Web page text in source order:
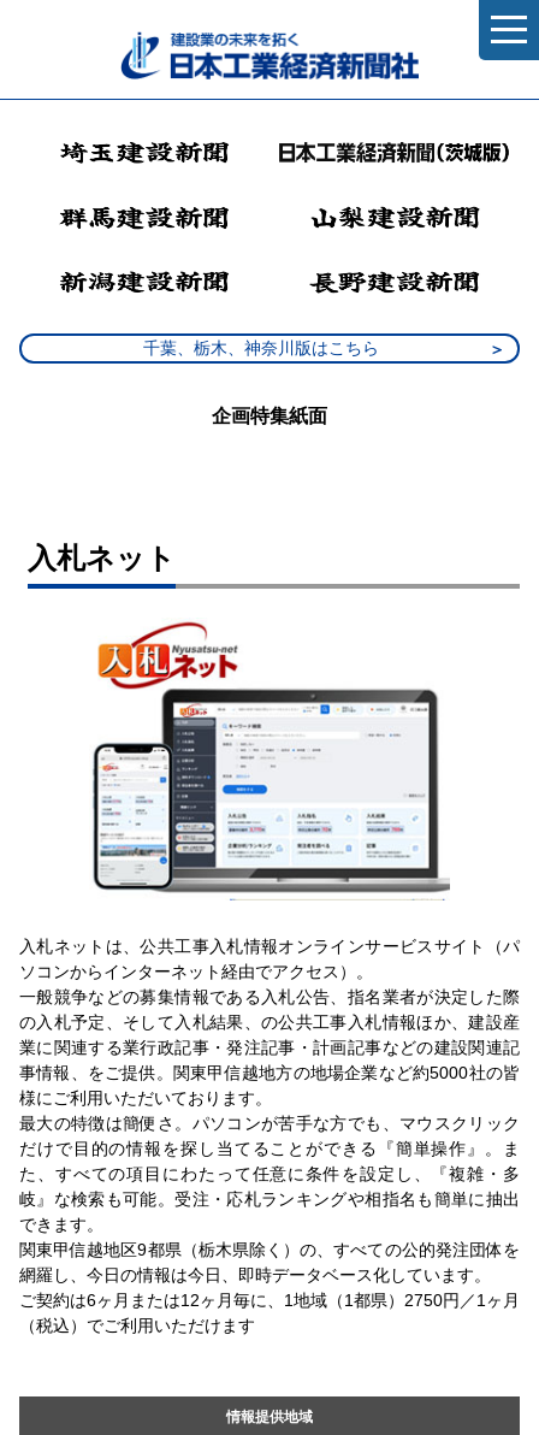
千葉、栃木、神奈川版はこちら
企画特集紙面
入札ネット
入札ネットは、公共工事入札情報オンラインサービスサイト（パ
ソコンからインターネット経由でアクセス）。
一般競争などの募集情報である入札公告、指名業者が決定した際
の入札予定、そして入札結果、の公共工事入札情報ほか、建設産
業に関連する業行政記事・発注記事・計画記事などの建設関連記
事情報、をご提供。関東甲信越地方の地場企業など約5000社の皆
様にご利用いただいております。
最大の特徴は簡便さ。パソコンが苦手な方でも、マウスクリック
だけで目的の情報を探し当てることができる『簡単操作』。ま
た、すべての項目にわたって任意に条件を設定し、『複雑・多
岐』な検索も可能。受注・応札ランキングや相指名も簡単に抽出
できます。
関東甲信越地区9都県（栃木県除く）の、すべての公的発注団体を
網羅し、今日の情報は今日、即時データベース化しています。
ご契約は6ヶ月または12ヶ月毎に、1地域（1都県）2750円／1ヶ月
（税込）でご利用いただけます
情報提供地域